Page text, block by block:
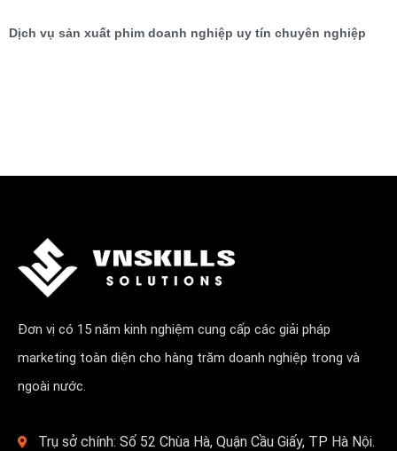
Dịch vụ sản xuất phim doanh nghiệp uy tín chuyên nghiệp
Đơn vị có 15 năm kinh nghiệm cung cấp các giải pháp
marketing toàn diện cho hàng trăm doanh nghiệp trong và
ngoài nước.
Trụ sở chính: Số 52 Chùa Hà, Quận Cầu Giấy, TP Hà Nội.